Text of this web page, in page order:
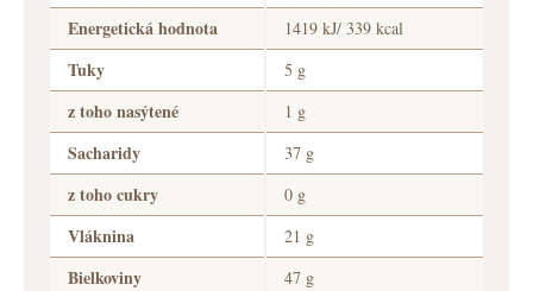
Energetická hodnota
1419 kJ/ 339 kcal
Tuky 5 g
z toho nasýtené 1 g
Sacharidy 37 g
z toho cukry 0 g
Vláknina 21 g
Bielkoviny 47 g